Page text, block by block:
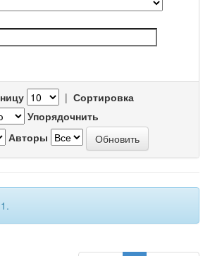
| Сортировка
Упорядочнить
Авторы